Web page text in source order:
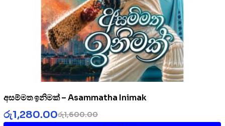
අසම්මත ඉනිමක් – Asammatha Inimak
රු1,600.00
රු1,280.00